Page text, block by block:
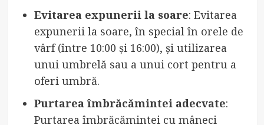
Evitarea expunerii la soare: Evitarea
expunerii la soare, în special în orele de
vârf (între 10:00 și 16:00), și utilizarea
unui umbrelă sau a unui cort pentru a
oferi umbră.
Purtarea îmbrăcămintei adecvate:
Purtarea îmbrăcămintei cu mâneci